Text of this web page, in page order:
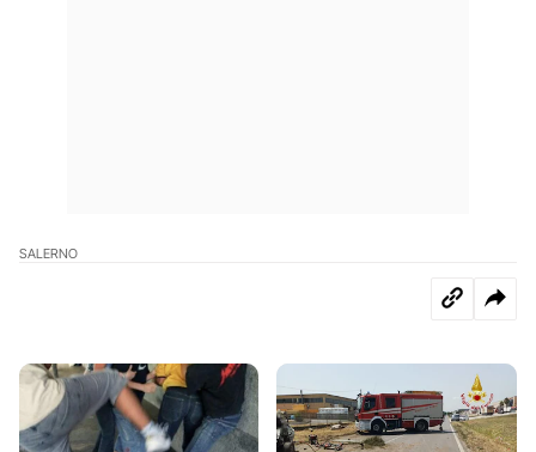
SALERNO